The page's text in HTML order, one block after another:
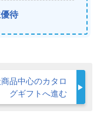
待
品中心のカタロ
グギフトへ進む